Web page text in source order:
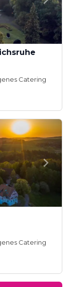
Catering
Catering